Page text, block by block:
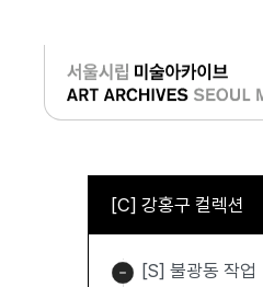
로그인
[C] 강홍구 컬렉션
[S] 불광동 작업